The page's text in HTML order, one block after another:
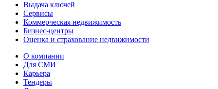
Выдача ключей
Сервисы
Коммерческая недвижимость
Бизнес-центры
Оценка и страхование недвижимости
О компании
Для СМИ
Карьера
Тендеры